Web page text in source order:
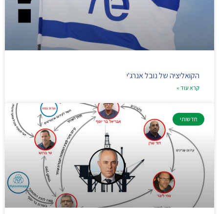
הקואליציה של נובל אנרג'י
קרא עוד »
חדשותי